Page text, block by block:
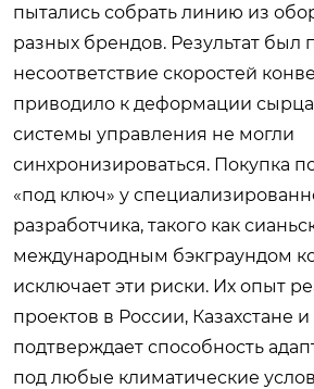
пытались собрать линию из
разных брендов. Результат был
несоответствие скоростей
приводило к деформации
системы управления не могли
синхронизироваться. Покупка
«под ключ» у
разработчика, такого как
международным бэкграундом
исключает эти риски. Их опыт
проектов в России, Казахстане
подтверждает способность
под любые климатические